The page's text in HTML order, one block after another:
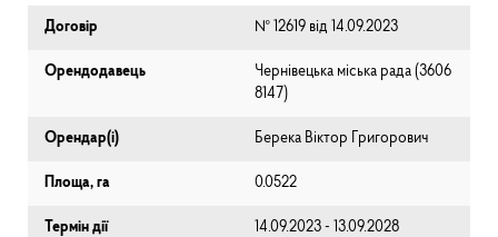
Договір № 12619 від 14.09.2023
Орендодавець
Чернівецька міська рада (⁨3606
8147⁩)
Орендар(і) Берека Віктор Григорович
Площа, га 0.0522
Термін дії 14.09.2023 - 13.09.2028